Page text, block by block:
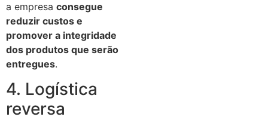
a empresa consegue
reduzir custos e
promover a integridade
dos produtos que serão
entregues.
4. Logística
reversa